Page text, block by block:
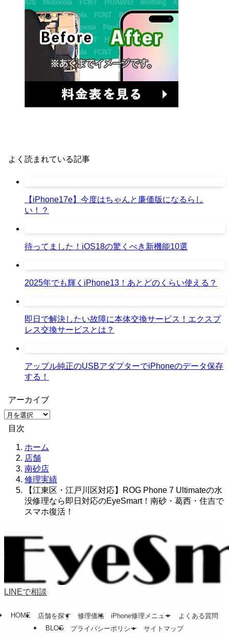
よく読まれている記事
【iPhone17e】今度はちゃんと廉価版になるらし
い！？
待ってました！iOS18の驚くべき新機能10選
2025年でも輝くiPhone13！あとどのくらい使える？
即日で解決したい故障に本体交換サービス！エクスプ
レス交換サービスとは？
アップル純正のUSBアダプターでiPhoneのデータ保存
する！
アーカイブ
ア
ー目次
ホーム
店舗
南砂店
修理実績
【江東区・江戸川区対応】ROG Phone 7 Ultimateの水
没修理なら即日対応のEyeSmart！南砂・葛西・住吉で
スマホ復活！
LINEで相談
HOME 店舗を探す 修理価格 iPhone修理メニュー
よくある質問
BLOG
プライバシーポリシー サイトマップ